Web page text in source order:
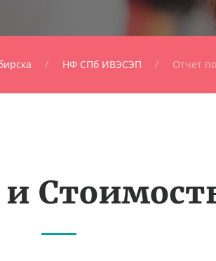
НФ СПб ИВЭСЭП Отчет